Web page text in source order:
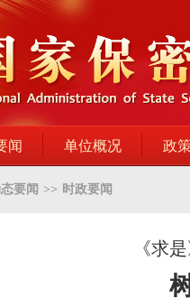
闻 单位概况 政
要闻 >> 时政要闻
《求